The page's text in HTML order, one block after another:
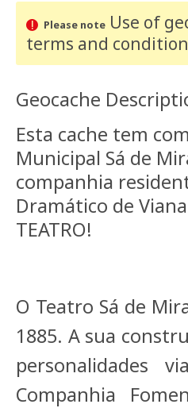
Please noteUse of
terms and
Geocache
Esta cache tem
Municipal Sá de
companhia
Dramático de
TEATRO!
O Teatro Sá de
1885. A sua
personalidades
Companhia